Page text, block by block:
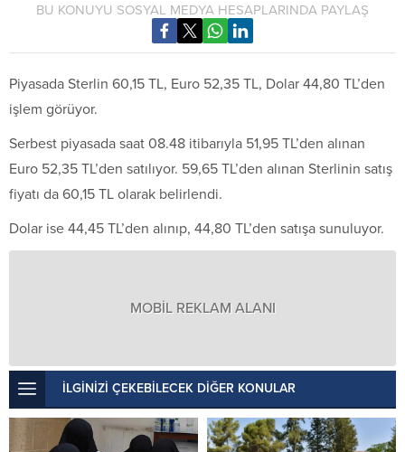
BU KONUYU SOSYAL MEDYA HESAPLARINDA PAYLAŞ
Piyasada Sterlin 60,15 TL, Euro 52,35 TL, Dolar 44,80 TL’den
işlem görüyor.
Serbest piyasada saat 08.48 itibarıyla 51,95 TL’den alınan
Euro 52,35 TL’den satılıyor. 59,65 TL’den alınan Sterlinin satış
fiyatı da 60,15 TL olarak belirlendi.
Dolar ise 44,45 TL’den alınıp, 44,80 TL’den satışa sunuluyor.
MOBİL REKLAM ALANI
İLGİNİZİ ÇEKEBİLECEK DİĞER KONULAR